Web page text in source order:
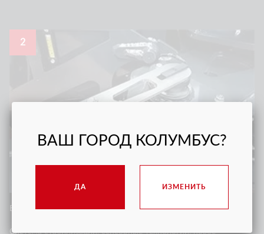
2
БЕСКОНЕЧНОЕ ЧИСЛО РАБОЧИХ КОНФИГУРАЦИЙ
Система стабилизации, сенсорные технологии, новое
ВАШ ГОРОД КОЛУМБУС?
ДА ИЗМЕНИТЬ